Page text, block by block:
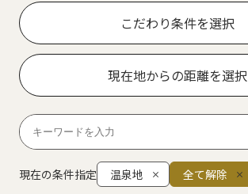
こだわり条件を選択
現在地からの距離を選択
現在の条件指定 温泉地 全て解除